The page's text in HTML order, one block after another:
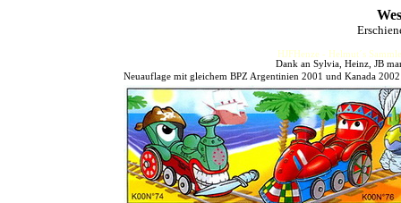
HJFHenze - Helmut´s
Dank an Sylvia, Heinz, JB
Neuauflage mit gleichem BPZ Argentinien 2001 und Kanada 2002